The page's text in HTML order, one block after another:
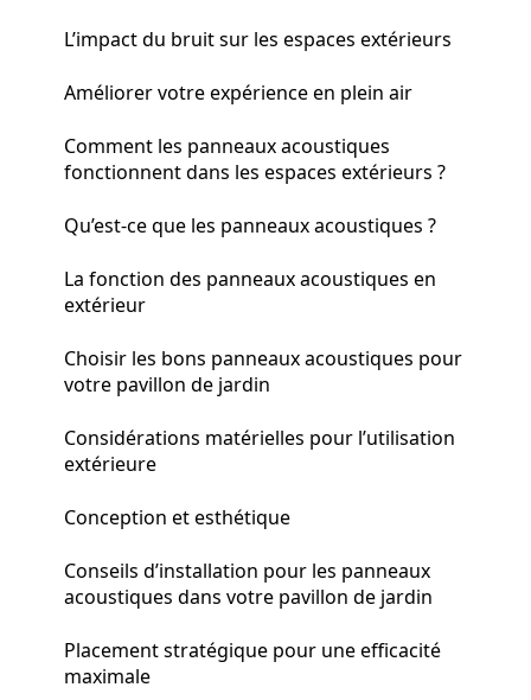
L’impact du bruit sur les espaces extérieurs
Améliorer votre expérience en plein air
Comment les panneaux acoustiques
fonctionnent dans les espaces extérieurs ?
Qu’est-ce que les panneaux acoustiques ?
La fonction des panneaux acoustiques en
extérieur
Choisir les bons panneaux acoustiques pour
votre pavillon de jardin
Considérations matérielles pour l’utilisation
extérieure
Conception et esthétique
Conseils d’installation pour les panneaux
acoustiques dans votre pavillon de jardin
Placement stratégique pour une efficacité
maximale